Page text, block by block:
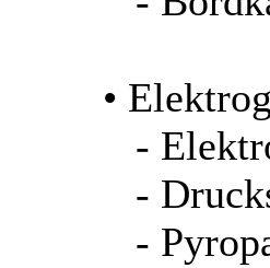
•
-
-
-